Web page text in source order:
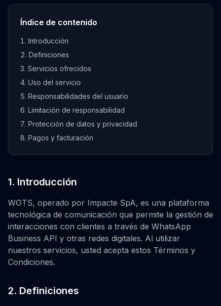
Índice de contenido
Introducción
Definiciones
Servicios ofrecidos
Uso del servicio
Responsabilidades del usuario
Limitación de responsabilidad
Protección de datos y privacidad
Pagos y facturación
1. Introducción
WOTS, operado por Impacte SpA, es una plataforma
tecnológica de comunicación que permite la gestión de
interacciones con clientes a través de WhatsApp
Business API y otras redes digitales. Al utilizar
nuestros servicios, usted acepta estos Términos y
Condiciones.
2. Definiciones